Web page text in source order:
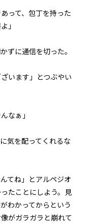
ーワー設定
サイズ
小 中
色
横組み
連続殺人鬼）』
連続殺人鬼）』
連続殺人鬼）』
って、包丁を持った
」
ずに通信を切った。
います」とつぶやい
なぁ」
気を配ってくれるな
てね」とアルペジオ
たことにしよう。見
わかってからという
がガラガラと崩れて